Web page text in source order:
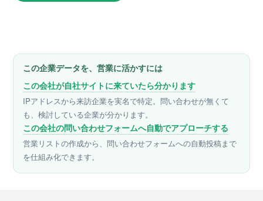
この企業データを、営業に活かすには
この会社が自社サイトに来ていたら分かります
IPアドレスから来訪企業を実名で特定。問い合わせが無くて
も、検討している企業が分かります。
この会社の問い合わせフォームへ自動でアプローチする
営業リストの作成から、問い合わせフォームへの自動投稿まで
を仕組み化できます。